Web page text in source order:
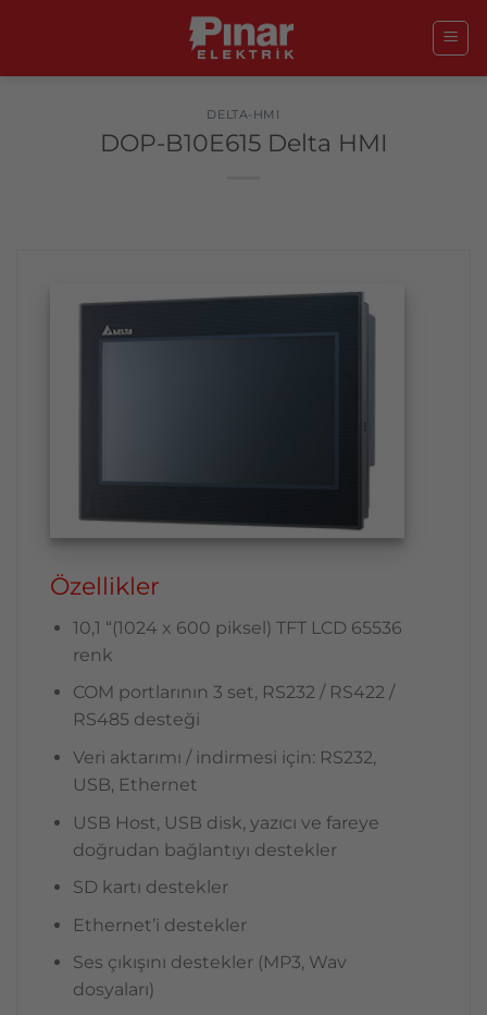
DELTA-HMI
DOP-B10E615 Delta HMI
Özellikler
10,1 “(1024 x 600 piksel) TFT LCD 65536
renk
COM portlarının 3 set, RS232 / RS422 /
RS485 desteği
Veri aktarımı / indirmesi için: RS232,
USB, Ethernet
USB Host, USB disk, yazıcı ve fareye
doğrudan bağlantıyı destekler
SD kartı destekler
Ethernet’i destekler
Ses çıkışını destekler (MP3, Wav
dosyaları)